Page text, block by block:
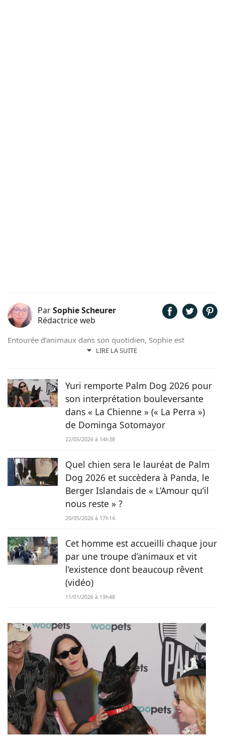
ParSophie Scheurer
Rédactrice web
LIRE LA SUITE
Entourée d’animaux dans son quotidien, Sophie est
également passionnée de mots. Son amour pour les
précaire. Maya la croisée Labrador-Border Collie a été
retrouvée errante par la SPA et Hatchi, le chien Arbi, a été
sauvé de Tunisie. À ses yeux, ses 2 chiens, son chat et ses
lapins font partie intégrante de sa vie et de sa famille ! C’est
donc sans hésiter qu’elle a décidé de mettre sa plume au
Yuri remporte Palm Dog 2026 pour
son interprétation bouleversante
dans « La Chienne » (« La Perra »)
de Dominga Sotomayor
22/05/2026 à 14h38
Quel chien sera le lauréat de Palm
Dog 2026 et succèdera à Panda, le
Berger Islandais de « L’Amour qu’il
nous reste » ?
20/05/2026 à 17h14
Cet homme est accueilli chaque jour
par une troupe d’animaux et vit
l’existence dont beaucoup rêvent
(vidéo)
11/01/2026 à 19h48